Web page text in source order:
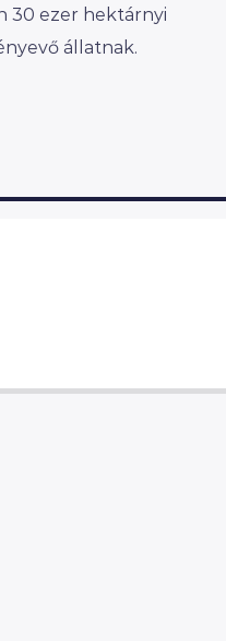
30 ezer hektárnyi
állatnak.